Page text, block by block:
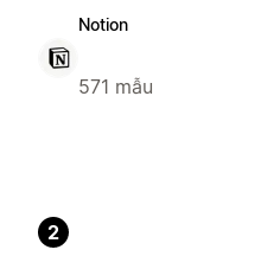
Notion
571 mẫu
2